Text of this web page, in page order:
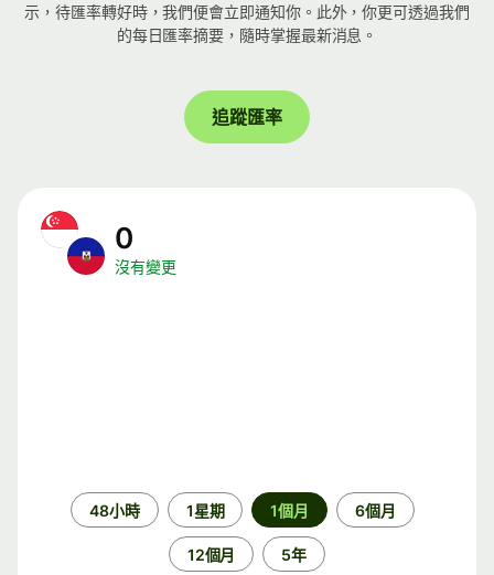
示，待匯率轉好時，我們便會立即通知你。此外，你更可透過我們
的每日匯率摘要，隨時掌握最新消息。
追蹤匯率
0
沒有變更
48小時 1星期 1個月 6個月
12個月 5年